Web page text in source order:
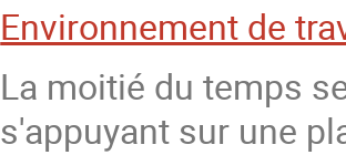
Environnement de
La moitié du temps
s'appuyant sur une